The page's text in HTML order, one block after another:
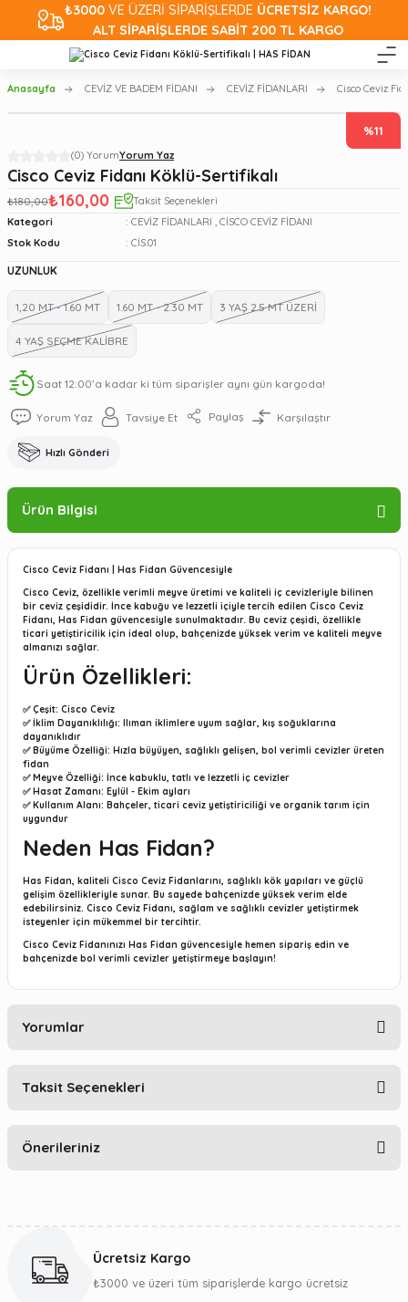
₺3000VE ÜZERİ SİPARİŞLERDE ÜCRETSİZ KARGO!
ALT SİPARİŞLERDE SABİT 200 TL KARGO
Anasayfa CEVİZ VE BADEM FİDANI CEVİZ FİDANLARI Cisco Ceviz
%11
(0) YorumYorum Yaz
Cisco Ceviz Fidanı Köklü-Sertifikalı
₺180,00₺160,00
Taksit Seçenekleri
Kategori
CEVİZ FİDANLARI , CİSCO CEVİZ FİDANI
Stok Kodu
CİS.01
UZUNLUK
1,20 MT - 1.60 MT 1.60 MT - 2.30 MT 3 YAŞ 2.5 MT ÜZERİ
4 YAŞ SEÇME KALİBRE
Saat 12:00’a kadar ki tüm siparişler aynı gün kargoda!
Yorum Yaz Tavsiye Et Paylaş Karşılaştır
Hızlı Gönderi
Ürün Bilgisi
Cisco Ceviz Fidanı | Has Fidan Güvencesiyle
Cisco Ceviz, özellikle verimli meyve üretimi ve kaliteli iç cevizleriyle bilinen
bir ceviz çeşididir. İnce kabuğu ve lezzetli içiyle tercih edilen Cisco Ceviz
Fidanı, Has Fidan güvencesiyle sunulmaktadır. Bu ceviz çeşidi, özellikle
ticari yetiştiricilik için ideal olup, bahçenizde yüksek verim ve kaliteli meyve
almanızı sağlar.
Ürün Özellikleri:
✅Çeşit: Cisco Ceviz
✅İklim Dayanıklılığı: Ilıman iklimlere uyum sağlar, kış soğuklarına
dayanıklıdır
✅Büyüme Özelliği: Hızla büyüyen, sağlıklı gelişen, bol verimli cevizler üreten
fidan
✅Meyve Özelliği: İnce kabuklu, tatlı ve lezzetli iç cevizler
✅Hasat Zamanı: Eylül - Ekim ayları
✅Kullanım Alanı: Bahçeler, ticari ceviz yetiştiriciliği ve organik tarım için
uygundur
Neden Has Fidan?
Has Fidan, kaliteli Cisco Ceviz Fidanlarını, sağlıklı kök yapıları ve güçlü
gelişim özellikleriyle sunar. Bu sayede bahçenizde yüksek verim elde
edebilirsiniz. Cisco Ceviz Fidanı, sağlam ve sağlıklı cevizler yetiştirmek
isteyenler için mükemmel bir tercihtir.
Cisco Ceviz Fidanınızı Has Fidan güvencesiyle hemen sipariş edin ve
bahçenizde bol verimli cevizler yetiştirmeye başlayın!
Yorumlar
Taksit Seçenekleri
Önerileriniz
Görüş ve önerileriniz için teşekkür ederiz.
Ücretsiz Kargo
₺3000 ve üzeri tüm siparişlerde kargo ücretsiz